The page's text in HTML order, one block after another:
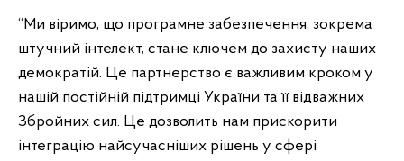
“Ми віримо, що програмне забезпечення, зокрема
штучний інтелект, стане ключем до захисту наших
демократій. Це партнерство є важливим кроком у
нашій постійній підтримці України та її відважних
Збройних сил. Це дозволить нам прискорити
інтеграцію найсучасніших рішень у сфері